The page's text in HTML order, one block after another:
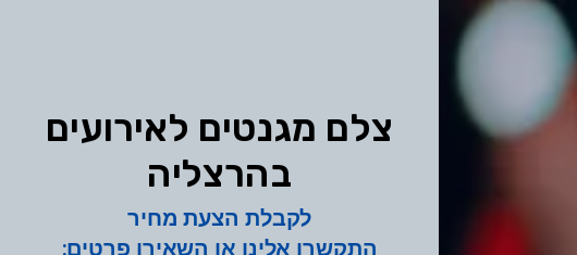
צלם מגנטים לאירועים
בהרצליה
לקבלת הצעת מחיר
התקשרו אלינו או השאירו פרטים: